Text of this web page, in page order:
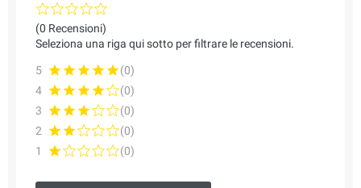
(0 Recensioni)
Seleziona una riga qui sotto per filtrare le recensioni.
5
(0)
4
(0)
3
(0)
2
(0)
1
(0)